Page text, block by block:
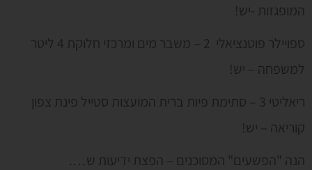
המופגזות -יש!
ספויילר פוטנציאלי 2 – משבר מים ומרכזי חלוקת 4 ליטר
למשפחה – יש!
ריאליטי 3 – סתימת פיות ברית המועצות סטייל פינת צפון
קוריאה – יש!
הנה "הפשעים" המסוכנים – הפצת ידיעות ש….